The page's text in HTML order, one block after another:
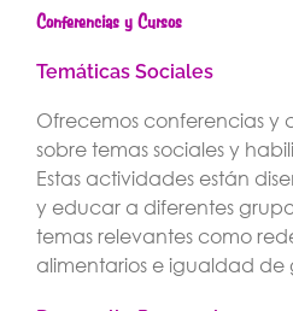
Conferencias y Cursos
Temáticas Sociales
Ofrecemos conferencias y
sobre temas sociales y
Estas actividades están
y educar a diferentes
temas relevantes como
alimentarios e igualdad de